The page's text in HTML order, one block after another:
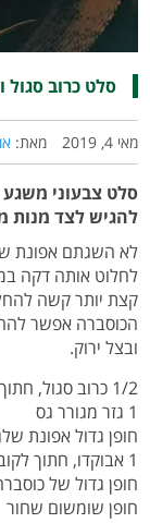
סלט כרוב סגול
מאי 4, 2019 מאת:
סלט צבעוני משגע
להגיש לצד מנות
לא השגתם אפונת
לחלוט אותה דקה
קצת יותר קשה
הכוסברה אפשר
ובצל ירוק.
1/2 כרוב סגול, חתוך לרצועות דקות
1 גזר מגורר גס
חופן גדול אפונת
1 אבוקדו, חתוך לקוביות
חופן גדול של
חופן שומשום שחור